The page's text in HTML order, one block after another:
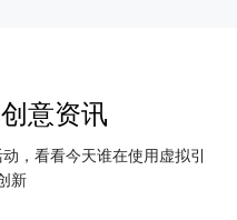
意资讯
，看看今天谁在使用虚拟引
新